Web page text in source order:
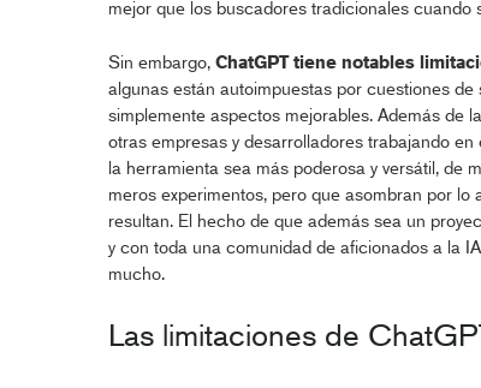
mejor que los buscadores tradicionales cuando
Sin embargo, ChatGPT tiene notables
algunas están autoimpuestas por cuestiones de
simplemente aspectos mejorables. Además de
otras empresas y desarrolladores trabajando
la herramienta sea más poderosa y versátil, de
meros experimentos, pero que asombran por lo
resultan. El hecho de que además sea un
y con toda una comunidad de aficionados a la
mucho.
Las limitaciones de